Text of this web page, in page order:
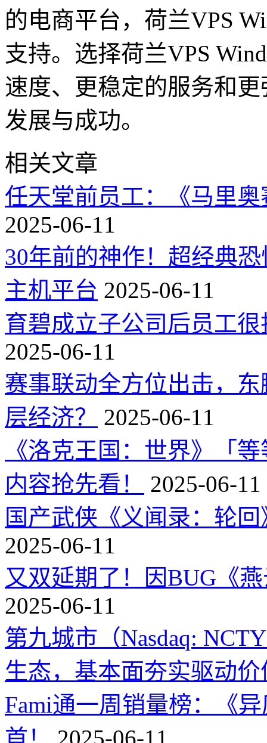
的电商平台，荷兰VPS
支持。选择荷兰VPS
速度、更稳定的服务和
发展与成功。
相关文章
任天堂前员工：《马里
2025-06-11
30年前的神作！超经典
主机平台 2025-06-11
育碧成立子公司后员工
2025-06-11
赛事联动全方位出击，
层经济？
2025-06-11
《洛克王国：世界》「
内容抢先看！
2025-06-11
国产武侠《义闻录：轮
2025-06-11
又双延期了！因BUG《
2025-06-11
第九城市（Nasdaq:
生态，基本面夯实驱动价
Fami通一周销量榜：《
首！
2025-06-11